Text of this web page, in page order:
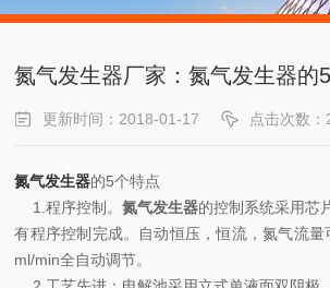
氮气发生器厂家：氮气发生器的
更新时间：2018-01-17 点击次数：
氮气发生器的5个特点
1.程序控制。 氮气发生器的控制系统采用芯
有程序控制完成。自动恒压，恒流，氮气流
ml/min全自动调节。